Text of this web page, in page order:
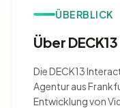
ÜBERBLICK
Über
Die DECK13
Agentur aus
Entwicklung von